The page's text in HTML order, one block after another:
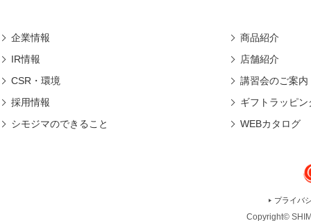
企業情報
IR情報
CSR・環境
採用情報
シモジマのできること
商品紹介
店舗紹介
講習会のご案内
ギフトラッピン
WEBカタログ
プライバ
Copyright©